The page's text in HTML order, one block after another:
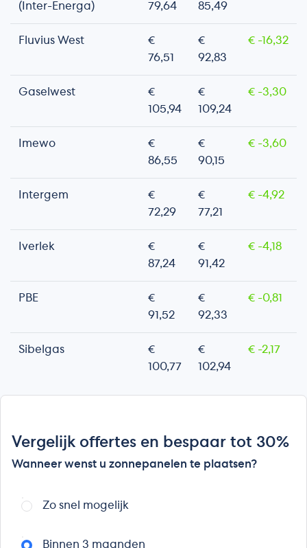
(Inter-Energa)
79,64
85,49
Fluvius West
€
76,51
€
92,83
€ -16,32
Gaselwest
€
105,94
€
109,24
€ -3,30
Imewo
€
86,55
€
90,15
€ -3,60
Intergem
€
72,29
€
77,21
€ -4,92
Iverlek
€
87,24
€
91,42
€ -4,18
PBE
€
91,52
€
92,33
€ -0,81
Sibelgas
€
100,77
€
102,94
€ -2,17
Vergelijk offertes en bespaar tot 30%
Wanneer wenst u zonnepanelen te plaatsen?
Zo snel mogelijk
Binnen 3 maanden